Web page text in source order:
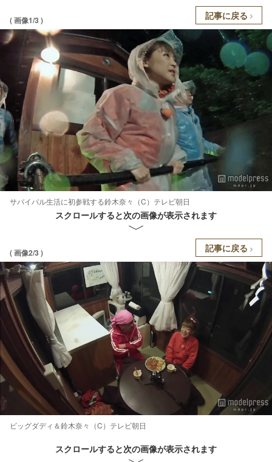
( 画像1/3 ) 記事に戻る
サバイバル生活に初参戦する鈴木奈々（C）テレビ朝日
スクロールすると次の画像が表示されます
( 画像2/3 ) 記事に戻る
ビッグダディ＆鈴木奈々（C）テレビ朝日
スクロールすると次の画像が表示されます